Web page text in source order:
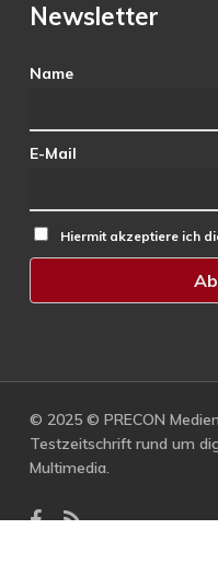
Newsletter
Name
E-Mail
Hiermit akzeptiere ich
© 2025 © PRECON
Testzeitschrift rund um
Multimedia.
facebook
RSS